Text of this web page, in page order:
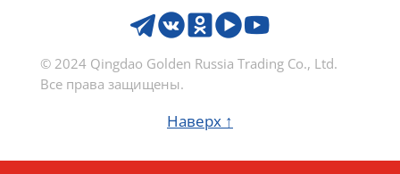
© 2024 Qingdao Golden Russia Trading Co., Ltd.
Все права защищены.
Наверх ↑